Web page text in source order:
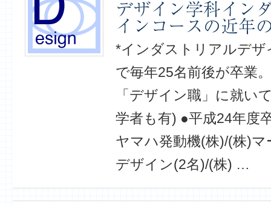
デザイン学科イン
インコースの近年
*インダストリアルデザ
で毎年25名前後が卒業
「デザイン職」に就い
学者も有) ●平成24年度
ヤマハ発動機(株)/(株)
デザイン(2名)/(株) …